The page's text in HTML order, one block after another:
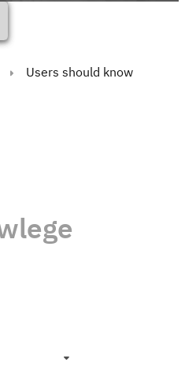
Users should know